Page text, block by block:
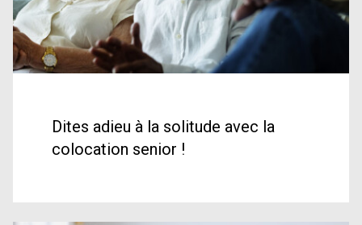
Dites adieu à la solitude avec la
colocation senior !